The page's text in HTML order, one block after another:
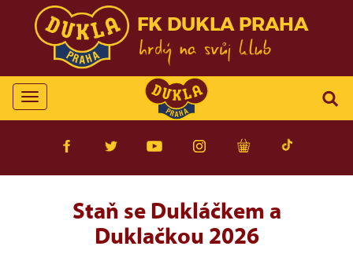
FK DUKLA PRAHA
Toggle
navigation
Staň se Dukláčkem a
Duklačkou 2026